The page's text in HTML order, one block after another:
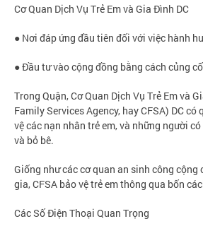
Cơ Quan Dịch Vụ Trẻ Em và Gia Đình DC
● Nơi đáp ứng đầu tiên đối với việc hành
● Đầu tư vào cộng đồng bằng cách củng
Trong Quận, Cơ Quan Dịch Vụ Trẻ Em và
Family Services Agency, hay CFSA) DC có
vệ các nạn nhân trẻ em, và những người
và bỏ bê.
Giống như các cơ quan an sinh công cộng
gia, CFSA bảo vệ trẻ em thông qua bốn
Các Số Điện Thoại Quan Trọng